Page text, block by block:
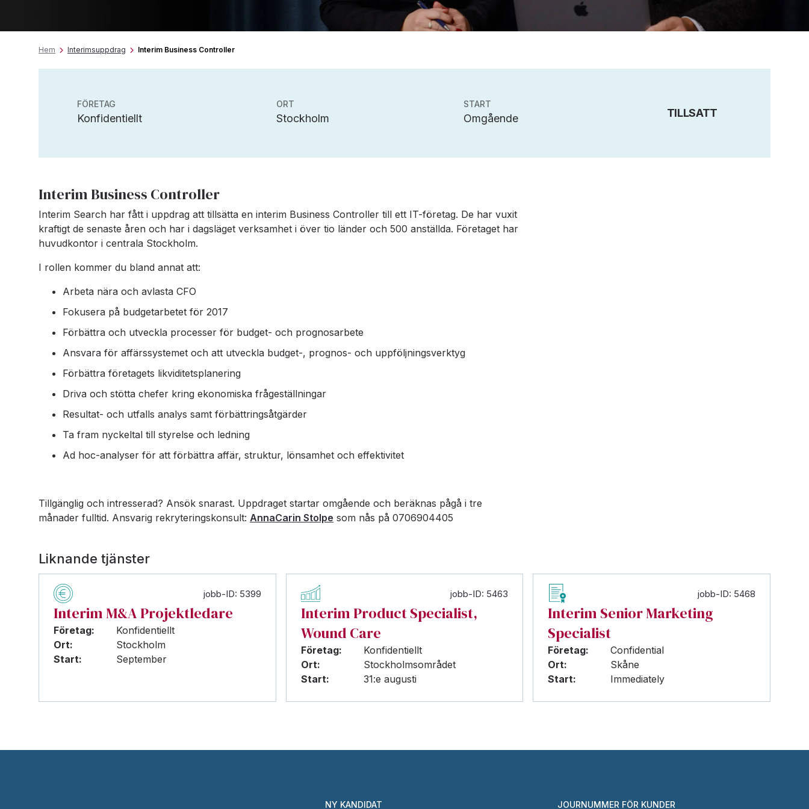
Hem Interimsuppdrag Interim Business Controller
FÖRETAG
Konfidentiellt
ORT
Stockholm
START
Omgående TILLSATT
Interim Business Controller
Interim Search har fått i uppdrag att tillsätta en interim Business Controller till ett IT-företag. De har vuxit
kraftigt de senaste åren och har i dagsläget verksamhet i över tio länder och 500 anställda. Företaget har
huvudkontor i centrala Stockholm.
I rollen kommer du bland annat att:
Arbeta nära och avlasta CFO
Fokusera på budgetarbetet för 2017
Förbättra och utveckla processer för budget- och prognosarbete
Ansvara för affärssystemet och att utveckla budget-, prognos- och uppföljningsverktyg
Förbättra företagets likviditetsplanering
Driva och stötta chefer kring ekonomiska frågeställningar
Resultat- och utfalls analys samt förbättringsåtgärder
Ta fram nyckeltal till styrelse och ledning
Ad hoc-analyser för att förbättra affär, struktur, lönsamhet och effektivitet
Tillgänglig och intresserad? Ansök snarast. Uppdraget startar omgående och beräknas pågå i tre
månader fulltid. Ansvarig rekryteringskonsult: AnnaCarin Stolpe som nås på 0706904405
Liknande tjänster
jobb-ID: 5399
Interim M&A Projektledare
Företag:
Konfidentiellt
Ort:
Stockholm
Start:
September
jobb-ID: 5463
Interim Product Specialist,
Wound Care
Företag:
Konfidentiellt
Ort:
Stockholmsområdet
Start:
31:e augusti
jobb-ID: 5468
Interim Senior Marketing
Specialist
Företag:
Confidential
Ort:
Skåne
Start:
Immediately
NY KANDIDAT JOURNUMMER FÖR KUNDER